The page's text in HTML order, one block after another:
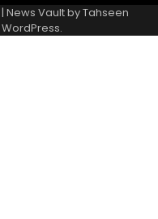
| News Vault byTahseen
WordPress.